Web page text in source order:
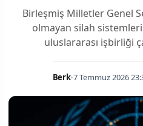
Birleşmiş Milletler Genel
olmayan silah
uluslararası işbirliği
Berk•7 Temmuz 2026